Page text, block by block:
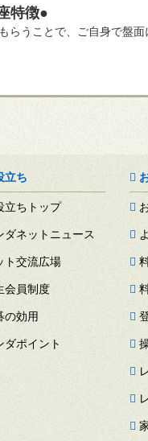
特徴●
らうことで、ご自身で盤
立ち
立ちトップ
ダネットニュース
ト交流広場
会員制度
の効用
ダポイント